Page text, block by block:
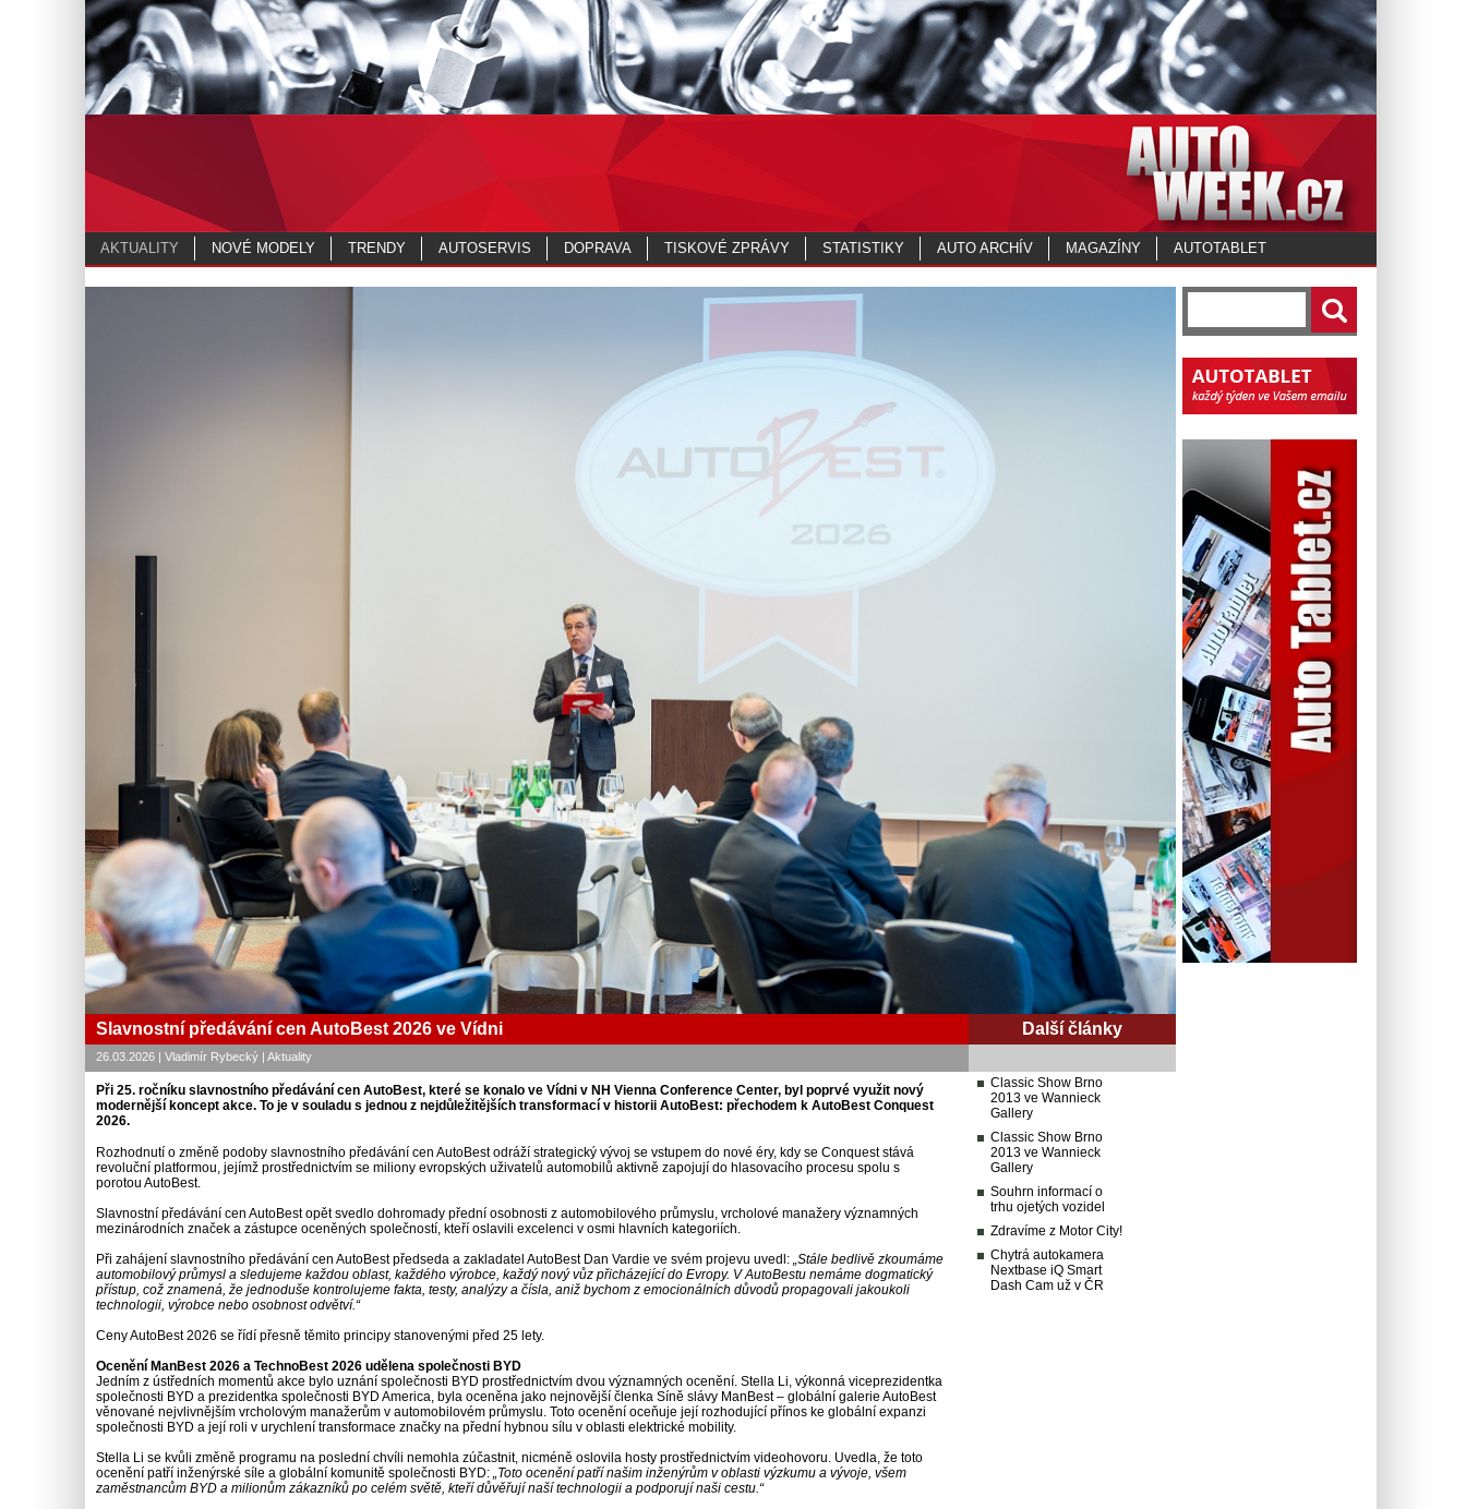
Slavnostní předávání cen AutoBest 2026 ve Vídni
26.03.2026 | Vladimír Rybecký | Aktuality
Při 25. ročníku slavnostního předávání cen AutoBest, které se konalo ve Vídni v NH Vienna Conference Center, byl poprvé využit nový
modernější koncept akce. To je v souladu s jednou z nejdůležitějších transformací v historii AutoBest: přechodem k AutoBest Conquest
2026.
Rozhodnutí o změně podoby slavnostního předávání cen AutoBest odráží strategický vývoj se vstupem do nové éry, kdy se Conquest stává
revoluční platformou, jejímž prostřednictvím se miliony evropských uživatelů automobilů aktivně zapojují do hlasovacího procesu spolu s
porotou AutoBest.
Slavnostní předávání cen AutoBest opět svedlo dohromady přední osobnosti z automobilového průmyslu, vrcholové manažery významných
mezinárodních značek a zástupce oceněných společností, kteří oslavili excelenci v osmi hlavních kategoriích.
Při zahájení slavnostního předávání cen AutoBest předseda a zakladatel AutoBest Dan Vardie ve svém projevu uvedl: „Stále bedlivě zkoumáme
automobilový průmysl a sledujeme každou oblast, každého výrobce, každý nový vůz přicházející do Evropy. V AutoBestu nemáme dogmatický
přístup, což znamená, že jednoduše kontrolujeme fakta, testy, analýzy a čísla, aniž bychom z emocionálních důvodů propagovali jakoukoli
technologii, výrobce nebo osobnost odvětví.“
Ceny AutoBest 2026 se řídí přesně těmito principy stanovenými před 25 lety.
Ocenění ManBest 2026 a TechnoBest 2026 udělena společnosti BYD
Jedním z ústředních momentů akce bylo uznání společnosti BYD prostřednictvím dvou významných ocenění. Stella Li, výkonná viceprezidentka
společnosti BYD a prezidentka společnosti BYD America, byla oceněna jako nejnovější členka Síně slávy ManBest – globální galerie AutoBest
věnované nejvlivnějším vrcholovým manažerům v automobilovém průmyslu. Toto ocenění oceňuje její rozhodující přínos ke globální expanzi
společnosti BYD a její roli v urychlení transformace značky na přední hybnou sílu v oblasti elektrické mobility.
Stella Li se kvůli změně programu na poslední chvíli nemohla zúčastnit, nicméně oslovila hosty prostřednictvím videohovoru. Uvedla, že toto
ocenění patří inženýrské síle a globální komunitě společnosti BYD: „Toto ocenění patří našim inženýrům v oblasti výzkumu a vývoje, všem
zaměstnancům BYD a milionům zákazníků po celém světě, kteří důvěřují naší technologii a podporují naši cestu.“
Další články
Classic Show Brno
2013 ve Wannieck
Gallery
Classic Show Brno
2013 ve Wannieck
Gallery
Souhrn informací o
trhu ojetých vozidel
Zdravíme z Motor City!
Chytrá autokamera
Nextbase iQ Smart
Dash Cam už v ČR
AKTUALITY NOVÉ MODELY TRENDY AUTOSERVIS DOPRAVA TISKOVÉ ZPRÁVY STATISTIKY AUTO ARCHÍV MAGAZÍNY AUTOTABLET